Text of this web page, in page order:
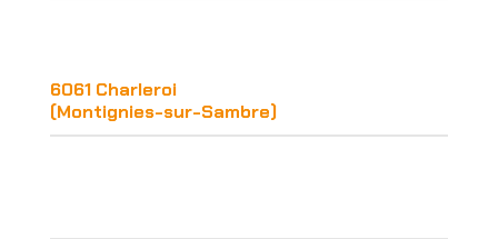
6061 Charleroi
(Montignies-sur-Sambre)